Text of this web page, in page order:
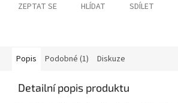
ZEPTAT SE HLÍDAT SDÍLET
Popis Podobné (1) Diskuze
Detailní popis produktu